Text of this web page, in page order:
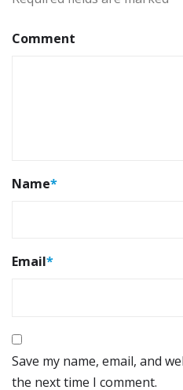
Comment
Name*
Email*
Save my name, email, and
the next time I comment.